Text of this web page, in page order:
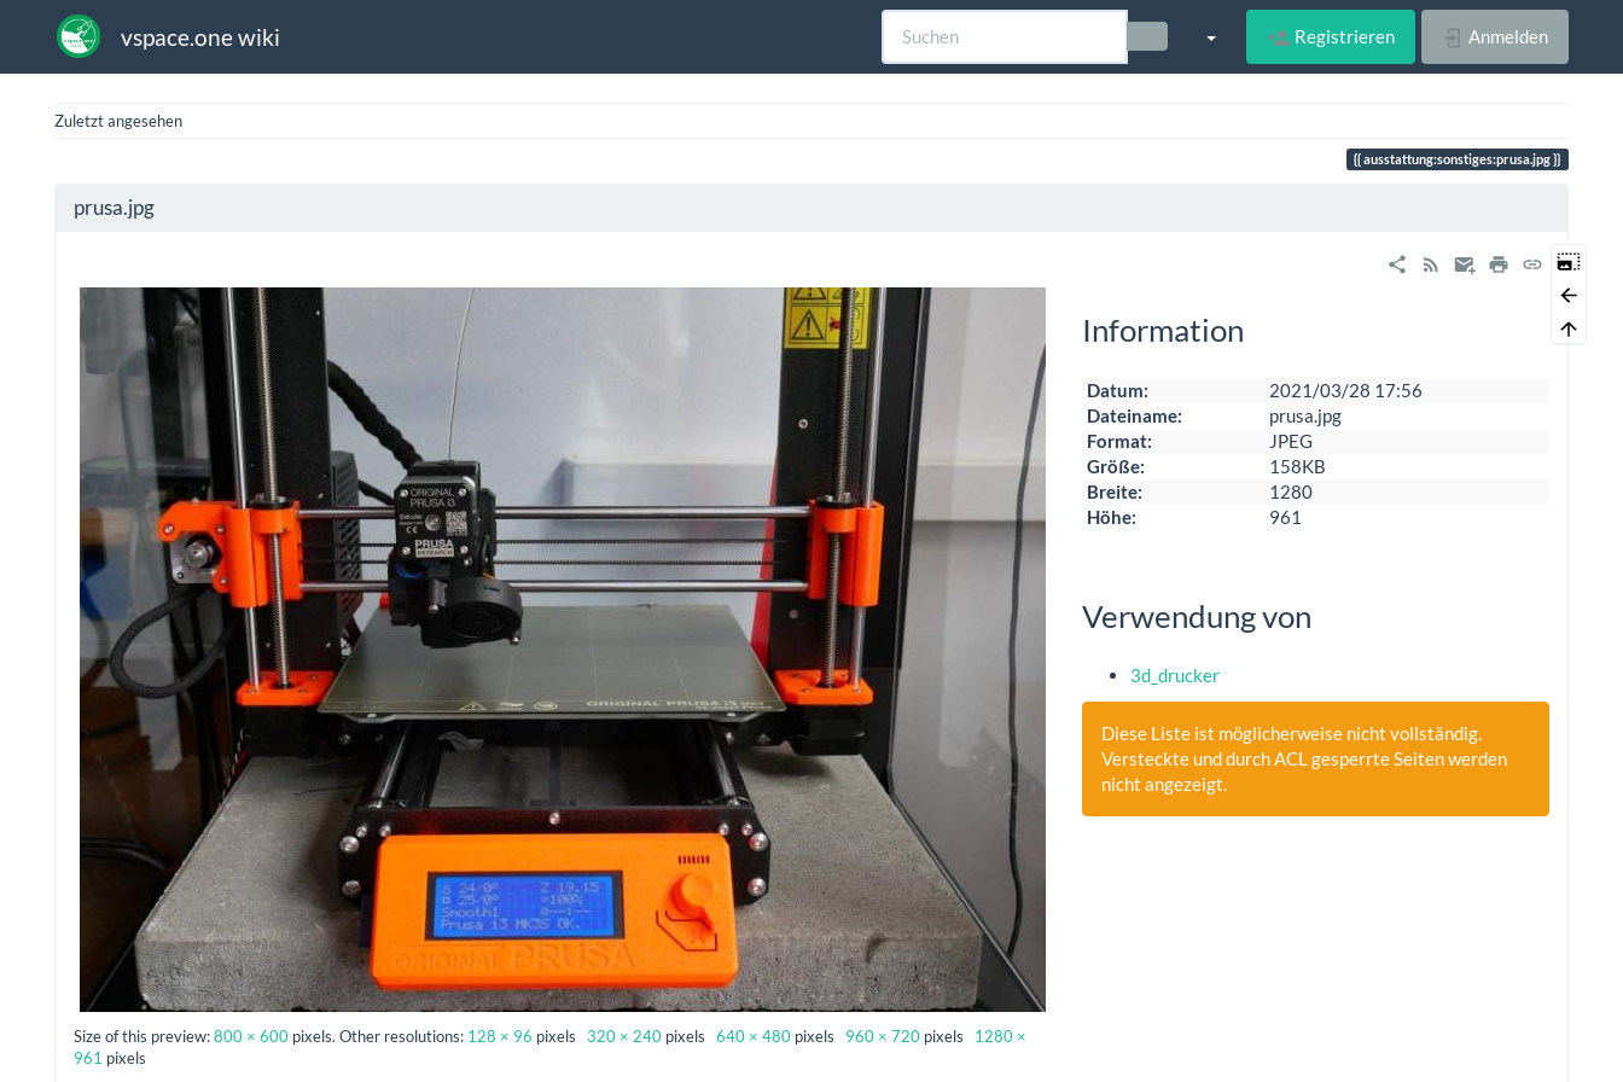
vspace.one wiki Registrieren Anmelden
Zuletzt angesehen
ausstattung:sonstiges:prusa.jpg
prusa.jpg
Size of this preview:800 × 600 pixels. Other resolutions: 128 × 96 pixels 320 × 240 pixels 640 × 480 pixels 960 × 720 pixels 1280 ×
961 pixels
Information
Datum:
2021/03/28 17:56
Dateiname:
prusa.jpg
Format:
JPEG
Größe:
158KB
Breite:
1280
Höhe:
961
Verwendung von
3d_drucker
Diese Liste ist möglicherweise nicht vollständig.
Versteckte und durch ACL gesperrte Seiten werden
nicht angezeigt.